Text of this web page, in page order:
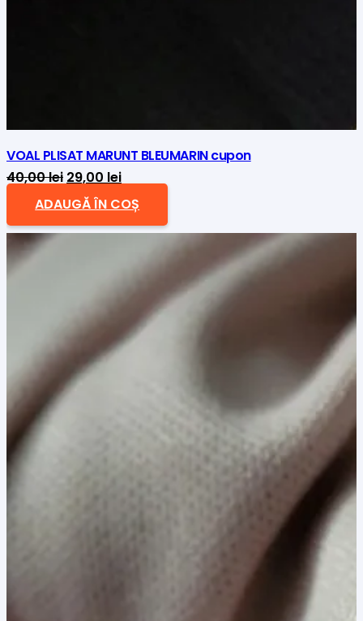
VOAL PLISAT MARUNT BLEUMARIN cupon
40,00lei Prețul
inițial
a
29,00 leiPrețul
curent
este:
29,00 lei.
ADAUGĂ ÎN COȘ